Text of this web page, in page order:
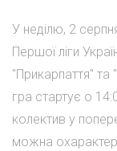
У неділю, 2
Першої ліги
"Прикарпаття" та
гра стартує о
колектив у
можна